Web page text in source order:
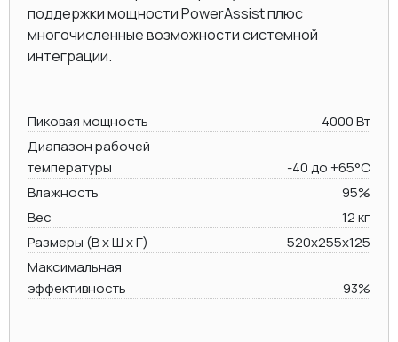
поддержки мощности PowerAssist плюс
многочисленные возможности системной
интеграции.
Пиковая мощность
4000 Вт
Диапазон рабочей
температуры
-40 до +65°C
Влажность
95%
Вес
12 кг
Размеры (В х Ш х Г)
520x255x125
Максимальная
эффективность
93%